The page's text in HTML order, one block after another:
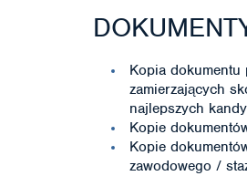
Kopia dokumentu
zamierzających
najlepszych
Kopie
Kopie
zawodowego /